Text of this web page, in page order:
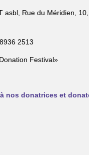
asbl, Rue du Méridien,
2513
Festival»
nos donatrices et